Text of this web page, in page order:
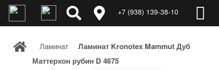
+7 (938) 139-38-10
Ламинат
Ламинат Kronotex Mammut Дуб
Маттерхон рубин D 4675